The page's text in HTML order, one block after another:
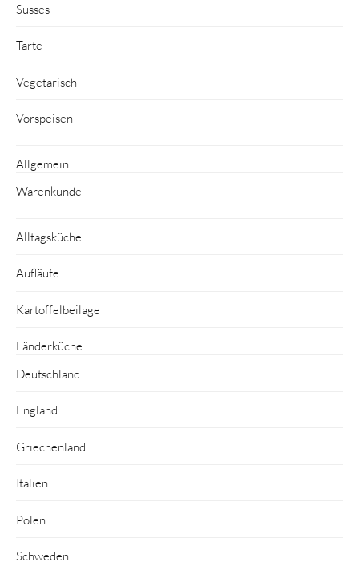
Süsses
Tarte
Vegetarisch
Vorspeisen
Allgemein
Warenkunde
Alltagsküche
Aufläufe
Kartoffelbeilage
Länderküche
Deutschland
England
Griechenland
Italien
Polen
Schweden